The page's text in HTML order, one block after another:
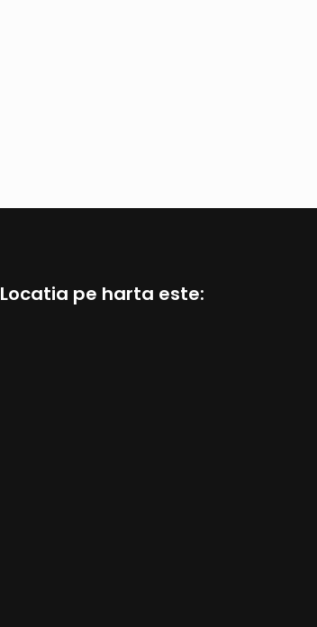
Locatia pe harta este: